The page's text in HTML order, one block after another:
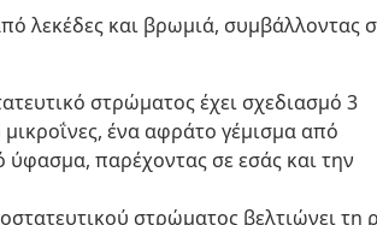
λεκέδες και βρωμιά, συμβάλλοντας
στρώματος έχει σχεδιασμό 3
ένα αφράτο γέμισμα από
παρέχοντας σε εσάς και την
στρώματος βελτιώνει τη